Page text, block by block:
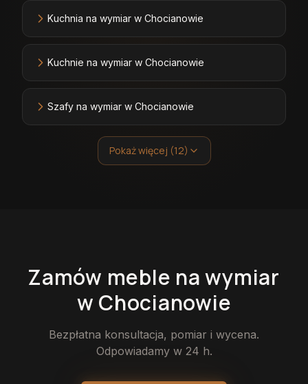
Kuchnia na wymiar w Chocianowie
Kuchnie na wymiar w Chocianowie
Szafy na wymiar w Chocianowie
Pokaż więcej (12)
Zamów meble na wymiar
w Chocianowie
Bezpłatna konsultacja, pomiar i wycena.
Odpowiadamy w 24 h.